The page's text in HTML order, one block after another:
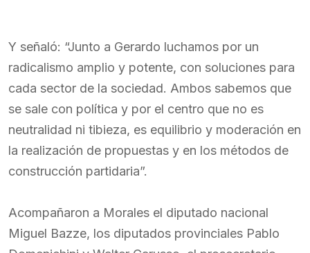
Y señaló: “Junto a Gerardo luchamos por un
radicalismo amplio y potente, con soluciones para
cada sector de la sociedad. Ambos sabemos que
se sale con política y por el centro que no es
neutralidad ni tibieza, es equilibrio y moderación en
la realización de propuestas y en los métodos de
construcción partidaria”.
Acompañaron a Morales el diputado nacional
Miguel Bazze, los diputados provinciales Pablo